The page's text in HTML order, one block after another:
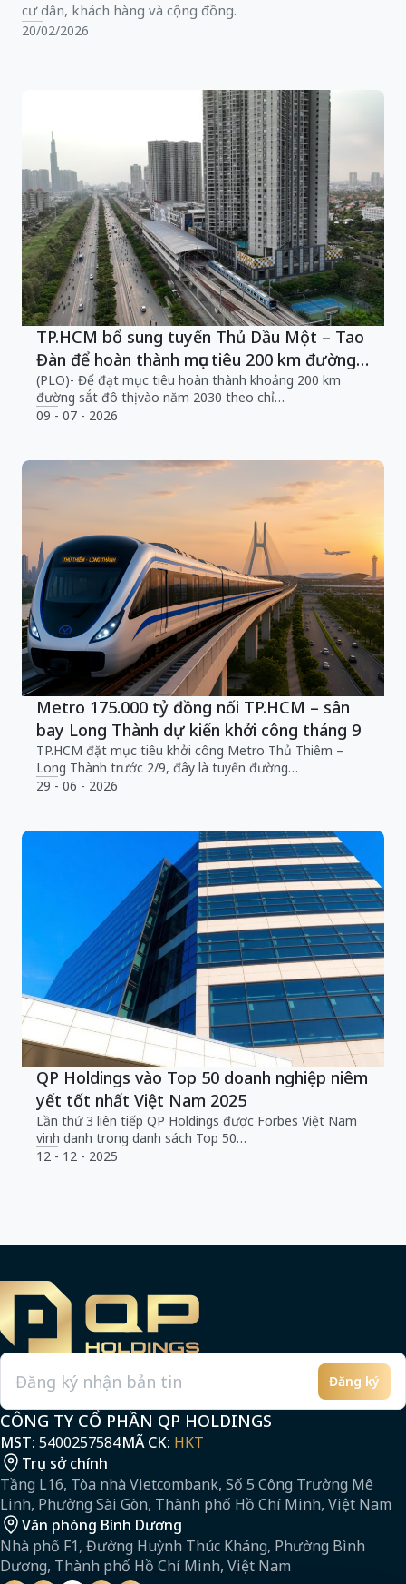
cư dân, khách hàng và cộng đồng.
20/02/2026
TP.HCM bổ sung tuyến Thủ Dầu Một – Tao
Đàn để hoàn thành mục tiêu 200 km đường
sắt đô thị
(PLO)- Để đạt mục tiêu hoàn thành khoảng 200 km
đường sắt đô thị vào năm 2030 theo chỉ…
09 - 07 - 2026
Metro 175.000 tỷ đồng nối TP.HCM – sân
bay Long Thành dự kiến khởi công tháng 9
TP.HCM đặt mục tiêu khởi công Metro Thủ Thiêm –
Long Thành trước 2/9, đây là tuyến đường…
29 - 06 - 2026
QP Holdings vào Top 50 doanh nghiệp niêm
yết tốt nhất Việt Nam 2025
Lần thứ 3 liên tiếp QP Holdings được Forbes Việt Nam
vinh danh trong danh sách Top 50…
12 - 12 - 2025
Email Đăng ký
CÔNG TY CỔ PHẦN QP HOLDINGS
MST: 5400257584MÃ CK: HKT
Trụ sở chính
Tầng L16, Tòa nhà Vietcombank, Số 5 Công Trường Mê
Linh, Phường Sài Gòn, Thành phố Hồ Chí Minh, Việt Nam
Văn phòng Bình Dương
Nhà phố F1, Đường Huỳnh Thúc Kháng, Phường Bình
Dương, Thành phố Hồ Chí Minh, Việt Nam